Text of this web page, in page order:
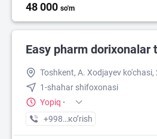
48 000 so'm
Easy pharm
Toshkent, A. Xodjayev ko'chasi,
1-shahar shifoxonasi
Yopiq ·
+998 (94) XXX-XX-XX
кo’rish